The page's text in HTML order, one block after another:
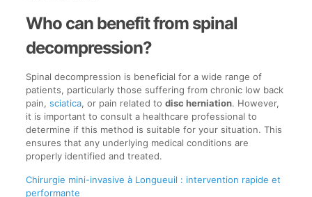
Who can benefit from spinal
decompression?
Spinal decompression is beneficial for a wide range of
patients, particularly those suffering from chronic low back
pain, sciatica, or pain related to disc herniation. However,
it is important to consult a healthcare professional to
determine if this method is suitable for your situation. This
ensures that any underlying medical conditions are
properly identified and treated.
Chirurgie mini-invasive à Longueuil : intervention rapide et
performante